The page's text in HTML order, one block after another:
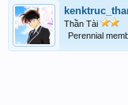
Thần Tài
Perennial